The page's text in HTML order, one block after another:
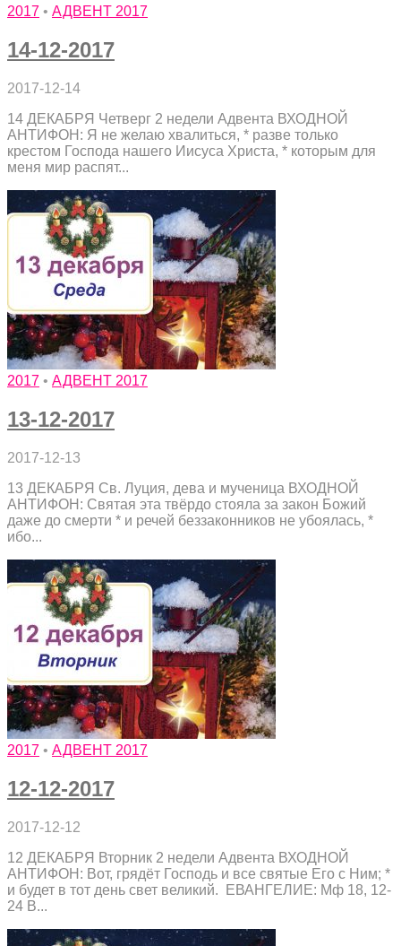
2017 • АДВЕНТ 2017
14-12-2017
2017-12-14
14 ДЕКАБРЯ Четверг 2 недели Адвента ВХОДНОЙ
АНТИФОН: Я не желаю хвалиться, * разве только
крестом Господа нашего Иисуса Христа, * которым для
меня мир распят...
2017 • АДВЕНТ 2017
13-12-2017
2017-12-13
13 ДЕКАБРЯ Св. Луция, дева и мученица ВХОДНОЙ
АНТИФОН: Святая эта твёрдо стояла за закон Божий
даже до смерти * и речей беззаконников не убоялась, *
ибо...
2017 • АДВЕНТ 2017
12-12-2017
2017-12-12
12 ДЕКАБРЯ Вторник 2 недели Адвента ВХОДНОЙ
АНТИФОН: Вот, грядёт Господь и все святые Его с Ним; *
и будет в тот день свет великий. ЕВАНГЕЛИЕ: Мф 18, 12-
24 В...